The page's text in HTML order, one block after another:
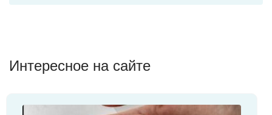
Интересное на сайте